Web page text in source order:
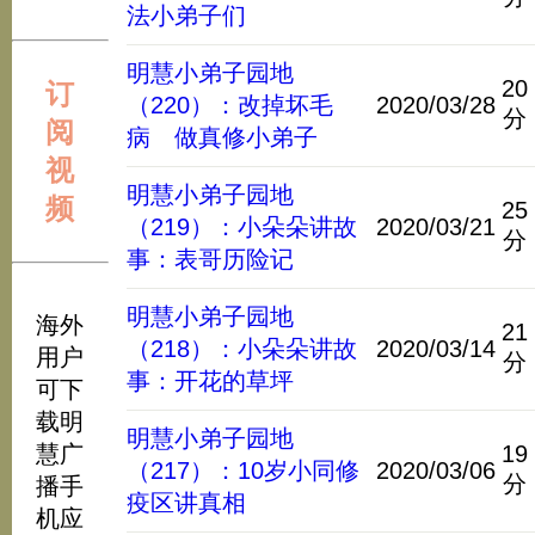
订
阅
视
频
海外
用户
可下
载明
慧广
播手
机应
法小弟子们
明慧小弟子园地
（220）：改掉坏毛
病 做真修小弟子
2020/03/28
20
分
明慧小弟子园地
（219）：小朵朵讲故
事：表哥历险记
2020/03/21
25
分
明慧小弟子园地
（218）：小朵朵讲故
事：开花的草坪
2020/03/14
21
分
明慧小弟子园地
（217）：10岁小同修
疫区讲真相
2020/03/06
19
分